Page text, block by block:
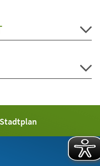
Stadtplan